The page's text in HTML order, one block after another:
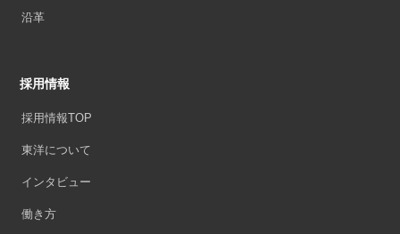
沿革
採用情報
採用情報TOP
東洋について
インタビュー
働き方